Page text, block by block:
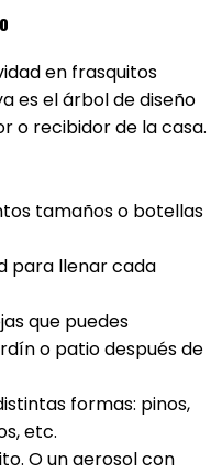
en frasquitos
es el árbol de diseño
o recibidor de la casa.
tamaños o botellas
para llenar cada
que puedes
o patio después de
formas: pinos,
etc.
O un aerosol con